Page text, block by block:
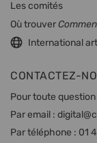
Les comités
Où trouver
International
CONTACTEZ-
Pour toute question
Par email :
Par téléphone : 01